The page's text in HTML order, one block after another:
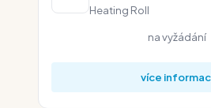
Heating Roll
na vyžádání
více